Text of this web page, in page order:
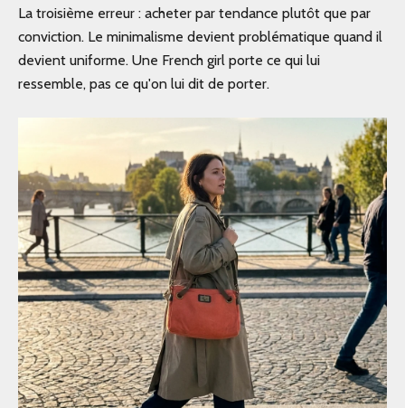
La troisième erreur : acheter par tendance plutôt que par
conviction. Le minimalisme devient problématique quand il
devient uniforme. Une French girl porte ce qui lui
ressemble, pas ce qu'on lui dit de porter.